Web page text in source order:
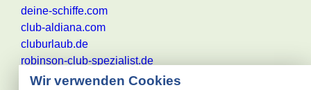
deine-schiffe.com
club-aldiana.com
cluburlaub.de
robinson-club-spezialist.de
Wir verwenden Cookies